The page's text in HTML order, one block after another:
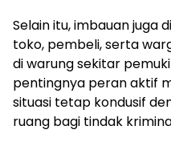
Selain itu, imbauan juga
toko, pembeli, serta
di warung sekitar
pentingnya peran aktif
situasi tetap kondusif
ruang bagi tindak